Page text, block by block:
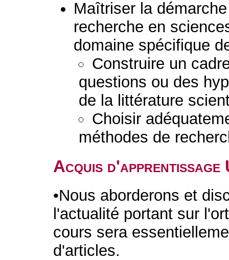
Maîtriser la
recherche en
domaine spécifique
Construire un
questions ou des
de la littérature
Choisir
méthodes de
Acquis d'apprentissage
•Nous aborderons et
l'actualité portant sur
cours sera
d'articles.